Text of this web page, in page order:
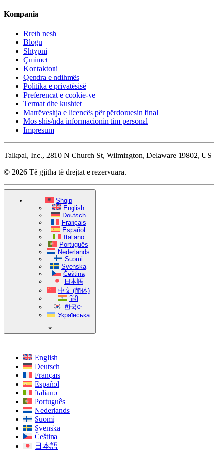
Kompania
Rreth nesh
Blogu
Shtypni
Çmimet
Kontaktoni
Qendra e ndihmës
Politika e privatësisë
Preferencat e cookie-ve
Termat dhe kushtet
Marrëveshja e licencës për përdoruesin final
Mos shis/nda informacionin tim personal
Impresum
Talkpal, Inc., 2810 N Church St, Wilmington, Delaware 19802, US
© 2026 Të gjitha të drejtat e rezervuara.
Shqip
English
Deutsch
Français
Español
Italiano
Português
Nederlands
Suomi
Svenska
Čeština
日本語
中文 (简体)
हिंदी
한국어
Українська
English
Deutsch
Français
Español
Italiano
Português
Nederlands
Suomi
Svenska
Čeština
日本語